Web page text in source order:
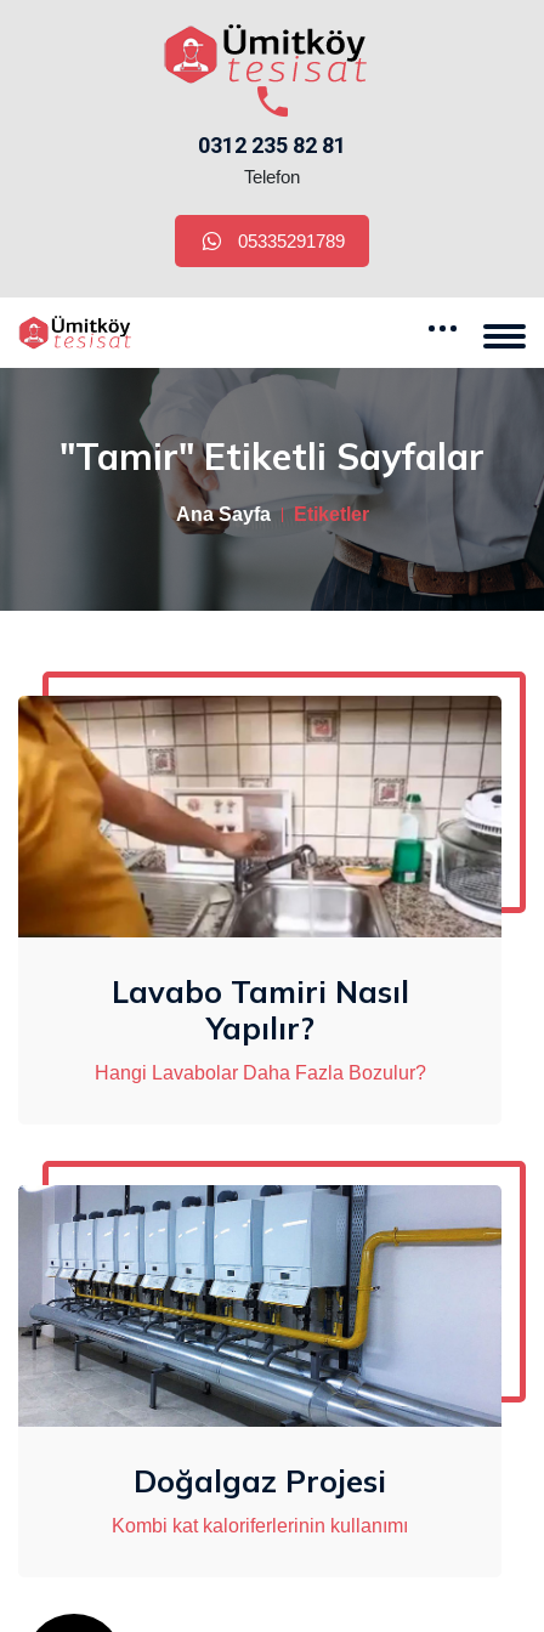
0312 235 82 81
Telefon
05335291789
"tamir" Etiketli Sayfalar
Ana Sayfa Etiketler
Lavabo Tamiri Nasıl
Yapılır?
Hangi Lavabolar Daha Fazla Bozulur?
Doğalgaz Projesi
Kombi kat kaloriferlerinin kullanımı